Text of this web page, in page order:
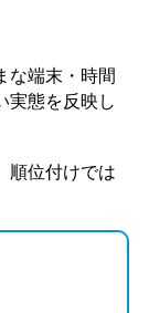
な端末・時間
実態を反映し
順位付けでは